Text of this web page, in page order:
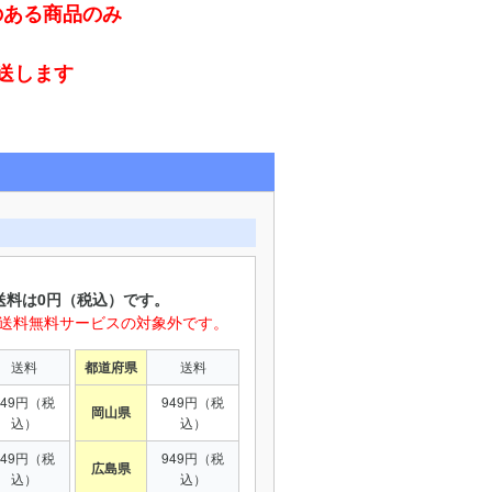
る商品のみ
します
は0円（税込）です。
無料サービスの対象外です。
送料
円（税
込）
円（税
込）
都道府県 送料
岡山県
949円（税
込）
広島県
949円（税
込）